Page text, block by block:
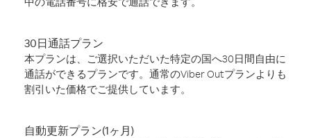
30日通話プラン
本プランは、ご選択いただいた特定の国へ30日間自由に
通話ができるプランです。通常のViber Outプランよりも
割引いた価格でご提供しています。
自動更新プラン(1ヶ月)